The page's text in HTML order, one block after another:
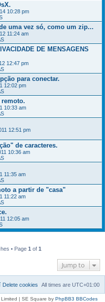
10:28 pm
uma vez só, como um zip...
11:24 am
DE MENSAGENS
12:47 pm
para conectar.
12:02 pm
10:33 am
12:51 pm
de caracteres.
10:36 am
11:35 am
a partir de "casa"
11:22 am
12:05 am
• Page 1 of 1
Jump to
All times are UTC+01:00
Delete cookies
| SE Square by PhpBB3 BBCodes